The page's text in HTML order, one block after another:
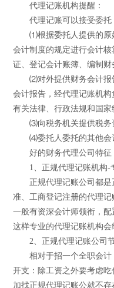
代理记账机构提醒：
代理记账可以接受委托
⑴根据委托人提供的原
会计制度的规定进行会计
证、登记会计账簿、编制
⑵对外提供财务会计报
会计报告，经代理记账机
有关法律、行政法规和国
⑶向税务机关提供税务
⑷委托人委托的其他会
好的财务代理公司特征
1、正规代理记账机构-
正规代理记账公司都是
准、工商登记注册的代理
一般有资深会计师领衔，配
这样专业的代理记账机构
2、正规代理记账公司
相对于招一个全职会计
开支：除工资之外要考虑
加找正规代理记账公就不存